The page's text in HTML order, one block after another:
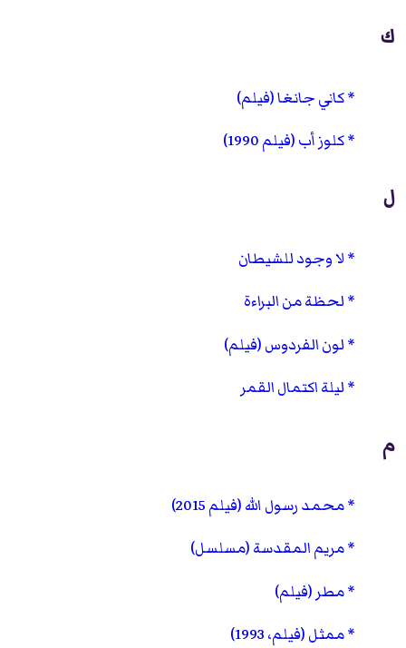
ك
كاني جانغا (فيلم)
كلوز أب (فيلم 1990)
ل
لا وجود للشيطان
لحظة من البراءة
لون الفردوس (فيلم)
ليلة اكتمال القمر
م
محمد رسول الله (فيلم 2015)
مريم المقدسة (مسلسل)
مطر (فيلم)
ممثل (فيلم، 1993)